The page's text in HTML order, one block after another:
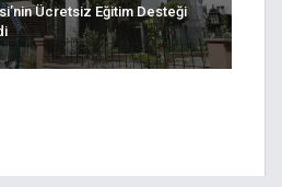
Ücretsiz Eğitim Desteği